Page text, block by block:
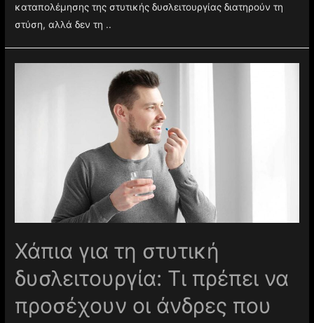
καταπολέμησης της στυτικής δυσλειτουργίας διατηρούν τη
στύση, αλλά δεν τη ..
Χάπια για τη στυτική
δυσλειτουργία: Τι πρέπει να
προσέχουν οι άνδρες που